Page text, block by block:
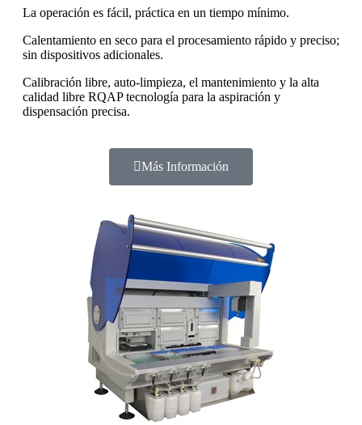
La operación es fácil, práctica en un tiempo mínimo.
Calentamiento en seco para el procesamiento rápido y preciso;
sin dispositivos adicionales.
Calibración libre, auto-limpieza, el mantenimiento y la alta
calidad libre RQAP tecnología para la aspiración y
dispensación precisa.
Más Información